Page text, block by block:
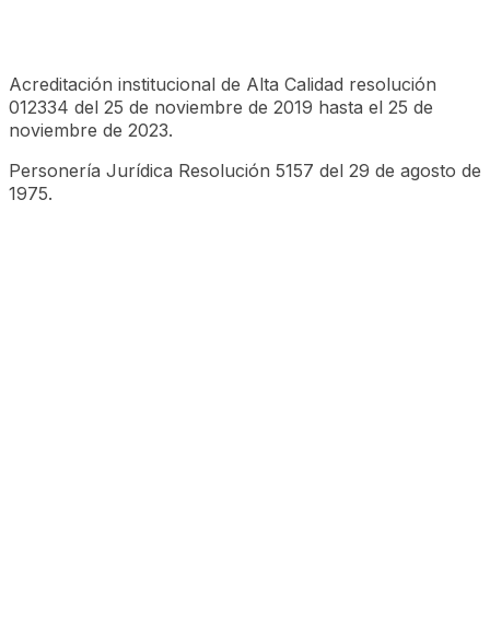
Acreditación institucional de Alta Calidad resolución
012334 del 25 de noviembre de 2019 hasta el 25 de
noviembre de 2023.
Personería Jurídica Resolución 5157 del 29 de agosto de
1975.